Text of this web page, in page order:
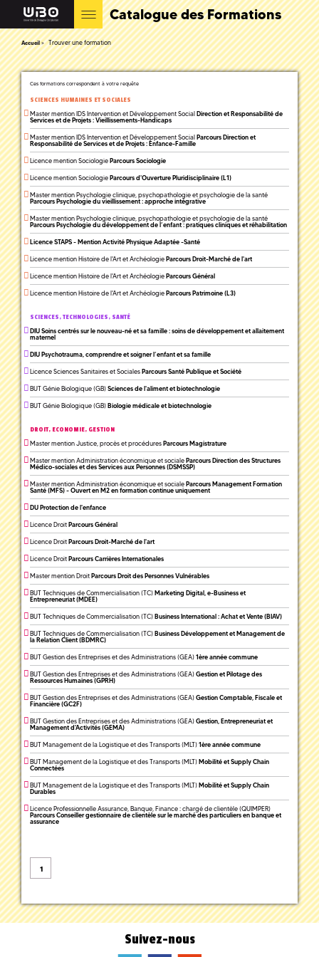
Catalogue des Formations
Accueil Trouver une formation
Ces formations correspondent à votre requête
SCIENCES HUMAINES ET SOCIALES
Master mention IDS Intervention et Développement SocialDirection et Responsabilité de
Services et de Projets : Vieillissements-Handicaps
Master mention IDS Intervention et Développement SocialParcours Direction et
Responsabilité de Services et de Projets : Enfance-Famille
Licence mention SociologieParcours Sociologie
Licence mention SociologieParcours d'Ouverture Pluridisciplinaire (L1)
Master mention Psychologie clinique, psychopathologie et psychologie de la santé
Parcours Psychologie du vieillissement : approche intégrative
Master mention Psychologie clinique, psychopathologie et psychologie de la santé
Parcours Psychologie du développement de l’enfant : pratiques cliniques et réhabilitation
Licence STAPS - Mention Activité Physique Adaptée -Santé
Licence mention Histoire de l'Art et ArchéologieParcours Droit-Marché de l'art
Licence mention Histoire de l'Art et ArchéologieParcours Général
Licence mention Histoire de l'Art et ArchéologieParcours Patrimoine (L3)
SCIENCES, TECHNOLOGIES, SANTÉ
DIU Soins centrés sur le nouveau-né et sa famille : soins de développement et allaitement
maternel
DIU Psychotrauma, comprendre et soigner l’enfant et sa famille
Licence Sciences Sanitaires et SocialesParcours Santé Publique et Société
BUT Génie Biologique (GB)Sciences de l'aliment et biotechnologie
BUT Génie Biologique (GB)Biologie médicale et biotechnologie
DROIT, ECONOMIE, GESTION
Master mention Justice, procès et procéduresParcours Magistrature
Master mention Administration économique et socialeParcours Direction des Structures
Médico-sociales et des Services aux Personnes (DSMSSP)
Master mention Administration économique et socialeParcours Management Formation
Santé (MFS) - Ouvert en M2 en formation continue uniquement
DU Protection de l'enfance
Licence DroitParcours Général
Licence DroitParcours Droit-Marché de l'art
Licence DroitParcours Carrières Internationales
Master mention DroitParcours Droit des Personnes Vulnérables
BUT Techniques de Commercialisation (TC)Marketing Digital, e-Business et
Entrepreneuriat (MDEE)
BUT Techniques de Commercialisation (TC)Business International : Achat et Vente (BIAV)
BUT Techniques de Commercialisation (TC)Business Développement et Management de
la Relation Client (BDMRC)
BUT Gestion des Entreprises et des Administrations (GEA)1ère année commune
BUT Gestion des Entreprises et des Administrations (GEA)Gestion et Pilotage des
Ressources Humaines (GPRH)
BUT Gestion des Entreprises et des Administrations (GEA)Gestion Comptable, Fiscale et
Financière (GC2F)
BUT Gestion des Entreprises et des Administrations (GEA)Gestion, Entrepreneuriat et
Management d'Activités (GEMA)
BUT Management de la Logistique et des Transports (MLT)1ère année commune
BUT Management de la Logistique et des Transports (MLT)Mobilité et Supply Chain
Connectées
BUT Management de la Logistique et des Transports (MLT)Mobilité et Supply Chain
Durables
Licence Professionnelle Assurance, Banque, Finance : chargé de clientèle (QUIMPER)
Parcours Conseiller gestionnaire de clientèle sur le marché des particuliers en banque et
assurance
1
Suivez-nous